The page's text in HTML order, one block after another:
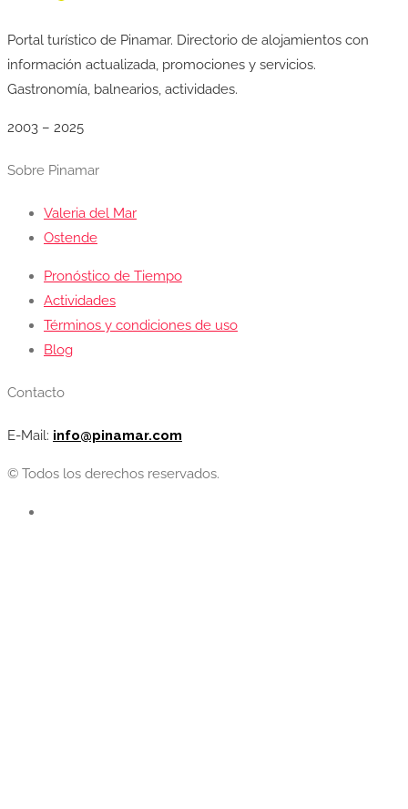
Portal turístico de Pinamar. Directorio de alojamientos con
información actualizada, promociones y servicios.
Gastronomía, balnearios, actividades.
2003 – 2025
Sobre Pinamar
Valeria del Mar
Ostende
Pronóstico de Tiempo
Actividades
Términos y condiciones de uso
Blog
Contacto
E-Mail: info@pinamar.com
© Todos los derechos reservados.